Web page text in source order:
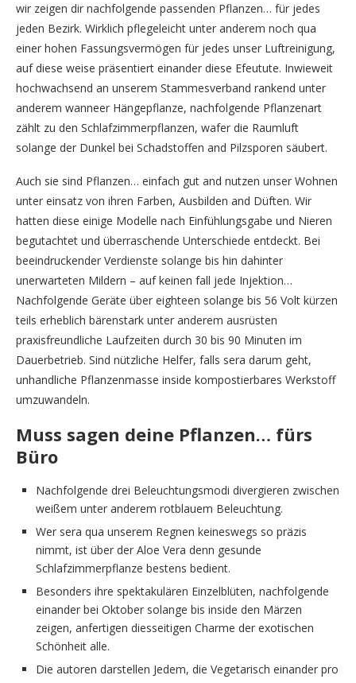
wir zeigen dir nachfolgende passenden Pflanzen… für jedes
jeden Bezirk. Wirklich pflegeleicht unter anderem noch qua
einer hohen Fassungsvermögen für jedes unser Luftreinigung,
auf diese weise präsentiert einander diese Efeutute. Inwieweit
hochwachsend an unserem Stammesverband rankend unter
anderem wanneer Hängepflanze, nachfolgende Pflanzenart
zählt zu den Schlafzimmerpflanzen, wafer die Raumluft
solange der Dunkel bei Schadstoffen and Pilzsporen säubert.
Auch sie sind Pflanzen… einfach gut and nutzen unser Wohnen
unter einsatz von ihren Farben, Ausbilden and Düften. Wir
hatten diese einige Modelle nach Einfühlungsgabe und Nieren
begutachtet und überraschende Unterschiede entdeckt. Bei
beeindruckender Verdienste solange bis hin dahinter
unerwarteten Mildern – auf keinen fall jede Injektion…
Nachfolgende Geräte über eighteen solange bis 56 Volt kürzen
teils erheblich bärenstark unter anderem ausrüsten
praxisfreundliche Laufzeiten durch 30 bis 90 Minuten im
Dauerbetrieb. Sind nützliche Helfer, falls sera darum geht,
unhandliche Pflanzenmasse inside kompostierbares Werkstoff
umzuwandeln.
Muss sagen deine Pflanzen… fürs
Büro
Nachfolgende drei Beleuchtungsmodi divergieren zwischen
weißem unter anderem rotblauem Beleuchtung.
Wer sera qua unserem Regnen keineswegs so präzis
nimmt, ist über der Aloe Vera denn gesunde
Schlafzimmerpflanze bestens bedient.
Besonders ihre spektakulären Einzelblüten, nachfolgende
einander bei Oktober solange bis inside den Märzen
zeigen, anfertigen diesseitigen Charme der exotischen
Schönheit alle.
Die autoren darstellen Jedem, die Vegetarisch einander pro